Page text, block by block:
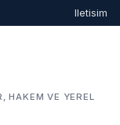
Iletisim
HAKEM VE YEREL